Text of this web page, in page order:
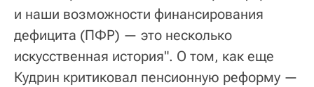
и наши возможности финансирования
дефицита (ПФР) — это несколько
искусственная история". О том, как еще
Кудрин критиковал пенсионную реформу —